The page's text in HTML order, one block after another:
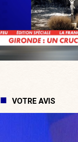
VOTRE AVIS